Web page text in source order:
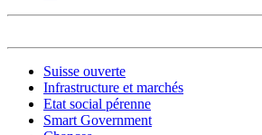
Suisse ouverte
Infrastructure et marchés
Etat social pérenne
Smart Government